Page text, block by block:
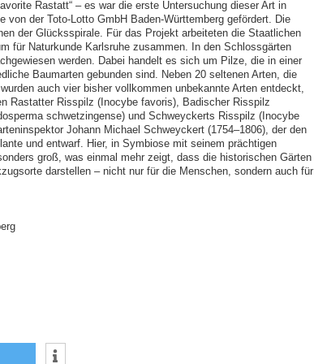
Rastatt“ – es war die erste Untersuchung dieser Art in
von der Toto-Lotto GmbH Baden-Württemberg gefördert. Die
der Glücksspirale. Für das Projekt arbeiteten die Staatlichen
für Naturkunde Karlsruhe zusammen. In den Schlossgärten
werden. Dabei handelt es sich um Pilze, die in einer
Baumarten gebunden sind. Neben 20 seltenen Arten, die
auch vier bisher vollkommen unbekannte Arten entdeckt,
Rastatter Risspilz (Inocybe favoris), Badischer Risspilz
schwetzingense) und Schweyckerts Risspilz (Inocybe
Johann Michael Schweyckert (1754–1806), der den
und entwarf. Hier, in Symbiose mit seinem prächtigen
groß, was einmal mehr zeigt, dass die historischen Gärten
darstellen – nicht nur für die Menschen, sondern auch für